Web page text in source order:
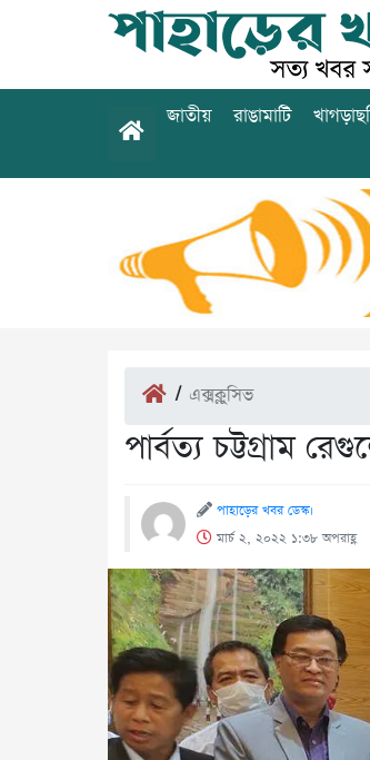
জাতীয় রাঙামাটি
/ এক্সক্লুসিভ
পার্বত্য চট্টগ্রাম
পাহাড়ের খবর ডেস্ক।
মার্চ ২, ২০২২ ১:৩৮ অপরাহ্ণ